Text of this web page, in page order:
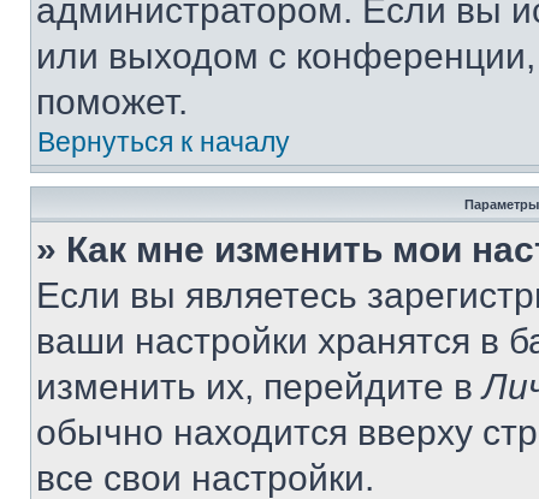
администратором. Если вы
или выходом с
поможет.
Вернуться к началу
Параметры
» Как мне изменить мои
Если вы являетесь
ваши настройки хранятся в
изменить их, перейдите в
обычно находится вверху
все свои настройки.